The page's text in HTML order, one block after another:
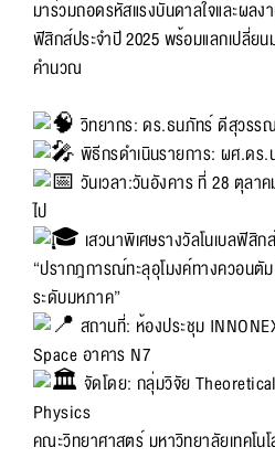
มาร่วมถอดรหัสแรงบันดาลใจและผลง
ฟิสิกส์ประจำปี 2025 พร้อมแลกเปลี่ย
คำนวณ
วิทยากร: ดร.ธนภัทร์ ดีสุวรรณ
พิธีกรดำเนินรายการ: ผศ.ดร.
วันเวลา:วันอังคาร ที่ 28 ตุลา
ไป
เสวนาพิเศษรางวัลโนเบลฟิสิก
“ปรากฎการณ์ทะลุอุโมงค์ทางควอน
ระดับมหภาค”
สถานที่: ห้องประชุม
Space อาคาร N7
จัดโดย: กลุ่มวิจัย
Physics
คณะวิทยาศาสตร์ มหาวิทยาลัยเทคโน